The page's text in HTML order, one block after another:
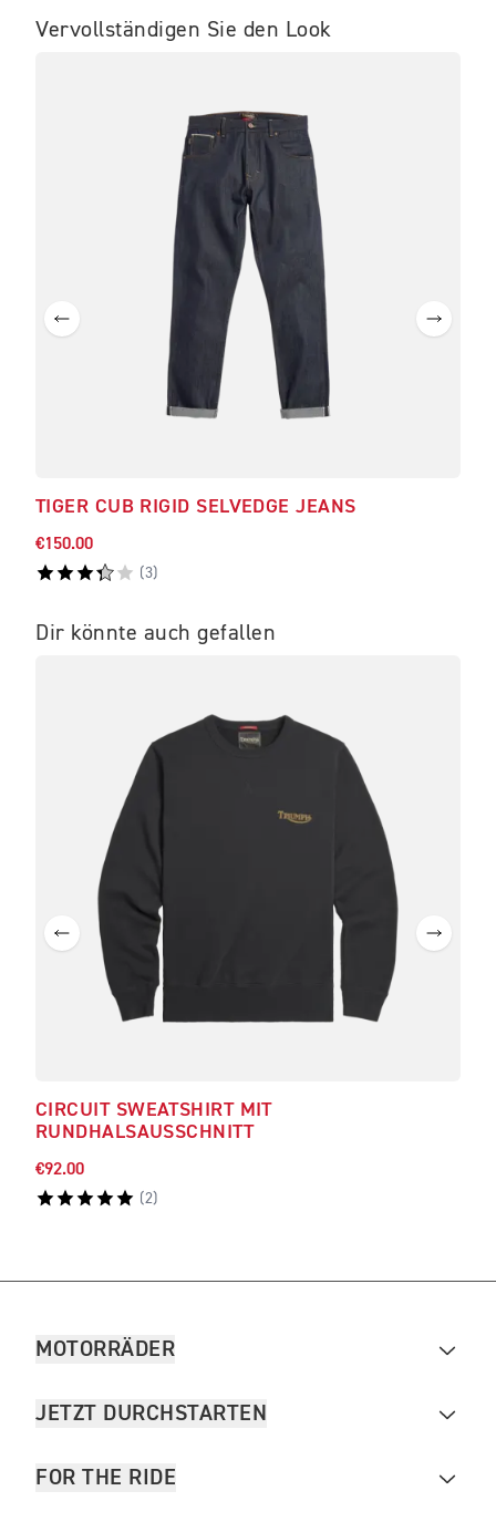
Vervollständigen Sie den Look
TIGER CUB RIGID SELVEDGE JEANS
€150.00
(3)
Dir könnte auch gefallen
CIRCUIT SWEATSHIRT MIT
RUNDHALSAUSSCHNITT
€92.00
(2)
MOTORRÄDER
JETZT DURCHSTARTEN
FOR THE RIDE